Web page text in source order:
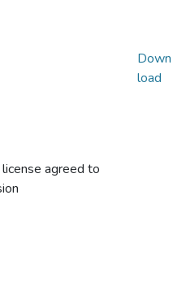
agreed to
Down
load